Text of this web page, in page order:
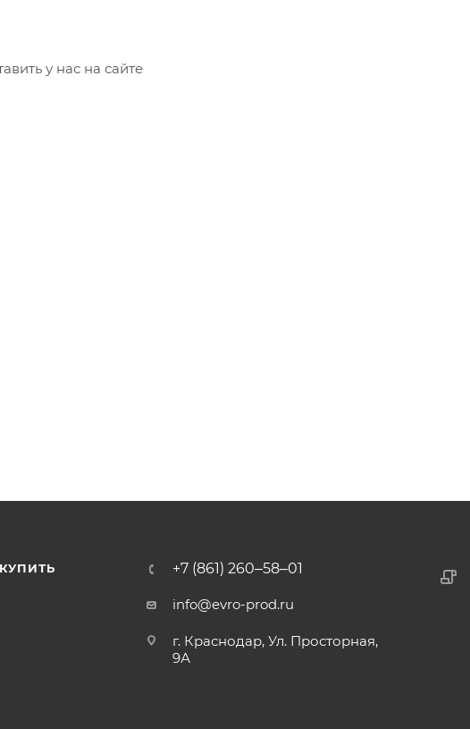
у нас на сайте
+7 (861) 260‒58‒01
info@evro-prod.ru
г. Краснодар, ​Ул. Просторная,
9А